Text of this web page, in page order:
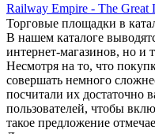
Railway Empire - The Great
Торговые площадки в
В нашем каталоге
интернет-магазинов, но и
Несмотря на то, что
совершать немного
посчитали их
пользователей, чтобы
такое предложение